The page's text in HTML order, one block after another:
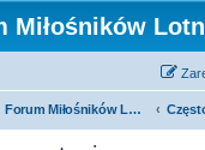
Miłośników
Forum Miłośników Lotnictwa